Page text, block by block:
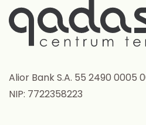
Alior Bank S.A. 55 2490 0005
NIP: 7722358223